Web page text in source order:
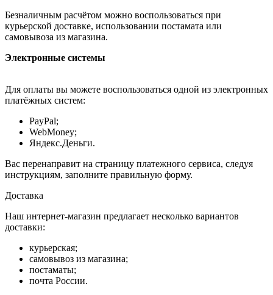
Безналичным расчётом можно воспользоваться при
курьерской доставке, использовании постамата или
самовывоза из магазина.
Электронные системы
Для оплаты вы можете воспользоваться одной из электронных
платёжных систем:
PayPal;
WebMoney;
Яндекс.Деньги.
Вас перенаправит на страницу платежного сервиса, следуя
инструкциям, заполните правильную форму.
Доставка
Наш интернет-магазин предлагает несколько вариантов
доставки:
курьерская;
самовывоз из магазина;
постаматы;
почта России.